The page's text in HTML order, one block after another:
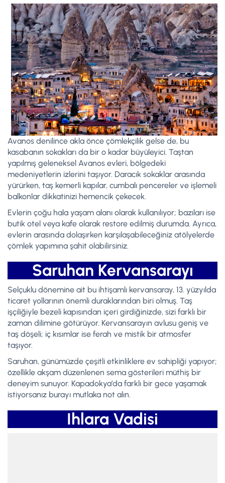
Avanos denilince akla önce çömlekçilik gelse de, bu
kasabanın sokakları da bir o kadar büyüleyici. Taştan
yapılmış geleneksel Avanos evleri, bölgedeki
medeniyetlerin izlerini taşıyor. Daracık sokaklar arasında
yürürken, taş kemerli kapılar, cumbalı pencereler ve işlemeli
balkonlar dikkatinizi hemencik çekecek.
Evlerin çoğu hala yaşam alanı olarak kullanılıyor; bazıları ise
butik otel veya kafe olarak restore edilmiş durumda. Ayrıca,
evlerin arasında dolaşırken karşılaşabileceğiniz atölyelerde
çömlek yapımına şahit olabilirsiniz.
Saruhan Kervansarayı
Selçuklu dönemine ait bu ihtişamlı kervansaray, 13. yüzyılda
ticaret yollarının önemli duraklarından biri olmuş. Taş
işçiliğiyle bezeli kapısından içeri girdiğinizde, sizi farklı bir
zaman dilimine götürüyor. Kervansarayın avlusu geniş ve
taş döşeli; iç kısımlar ise ferah ve mistik bir atmosfer
taşıyor.
Saruhan, günümüzde çeşitli etkinliklere ev sahipliği yapıyor;
özellikle akşam düzenlenen sema gösterileri müthiş bir
deneyim sunuyor. Kapadokya’da farklı bir gece yaşamak
istiyorsanız burayı mutlaka not alın.
Ihlara Vadisi